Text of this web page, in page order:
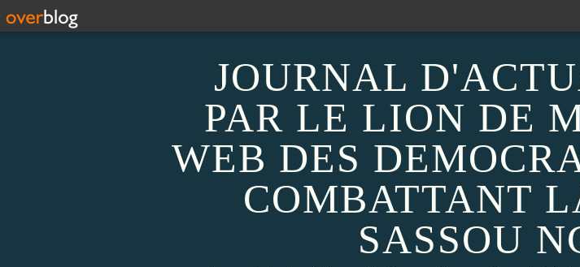
JOURNAL
PAR LE LION DE
WEB DES
COMBATTANT
SASSOU